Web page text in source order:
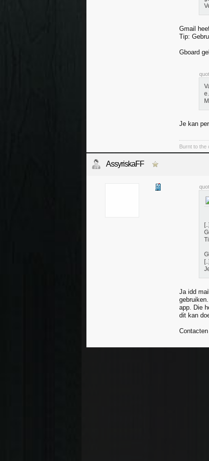
Gmail
Tip:
Gboard
Je kan
Burnt to the
AssyriskaFF
[..]
[..]
Ja idd
app. Die
dit kan